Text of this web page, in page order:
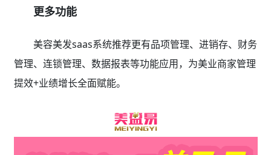
更多功能
美容美发saas系统推荐更有品项管理、进销存、财务
管理、连锁管理、数据报表等功能应用，为美业商家管理
提效+业绩增长全面赋能。